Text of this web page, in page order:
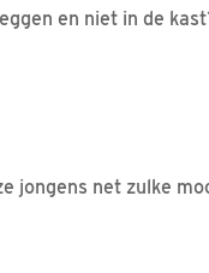
en niet in de
jongens net zulke